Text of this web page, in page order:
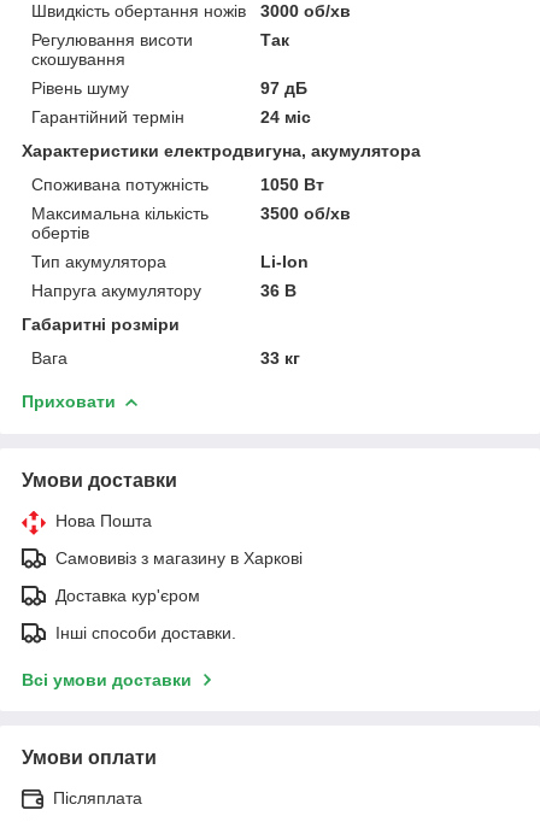
Швидкість обертання ножів
3000 об/хв
Регулювання висоти
скошування
Так
Рівень шуму
97 дБ
Гарантійний термін
24 міс
Характеристики електродвигуна, акумулятора
Споживана потужність
1050 Вт
Максимальна кількість
обертів
3500 об/хв
Тип акумулятора
Li-Ion
Напруга акумулятору
36 В
Габаритні розміри
Вага
33 кг
Приховати
Умови доставки
Нова Пошта
Самовивіз з магазину в Харкові
Доставка кур'єром
Інші способи доставки.
Всі умови доставки
Умови оплати
Післяплата